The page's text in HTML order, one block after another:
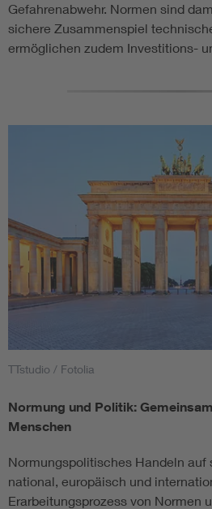
Gefahrenabwehr. Normen sind
sichere Zusammenspiel
ermöglichen zudem Investitions-
TTstudio / Fotolia
Normung und Politik:
Menschen
Normungspolitisches Handeln auf
national, europäisch und
Erarbeitungsprozess von Normen